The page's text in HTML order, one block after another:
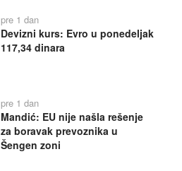
pre 1 dan
Devizni kurs: Evro u ponedeljak
117,34 dinara
pre 1 dan
Mandić: EU nije našla rešenje
za boravak prevoznika u
Šengen zoni